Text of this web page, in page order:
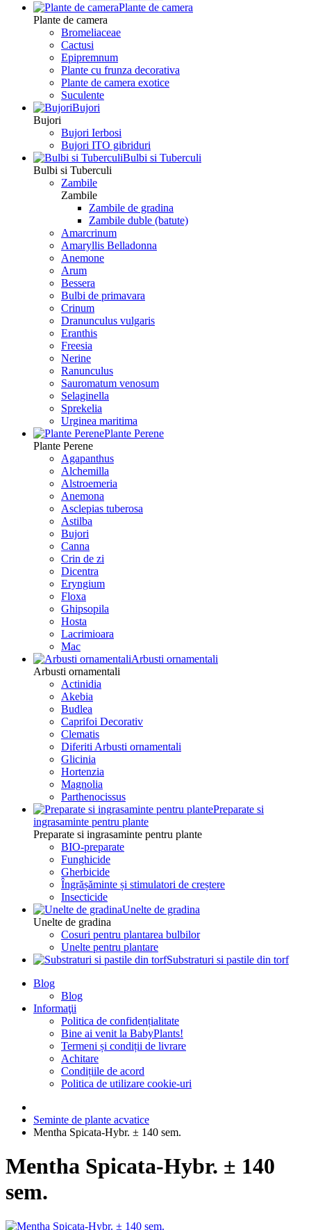
Plante de camera
Plante de camera
Bromeliaceae
Cactusi
Epipremnum
Plante cu frunza decorativa
Plante de camera exotice
Suculente
Bujori
Bujori
Bujori Ierbosi
Bujori ITO gibriduri
Bulbi si Tuberculi
Bulbi si Tuberculi
Zambile
Zambile
Zambile de gradina
Zambile duble (batute)
Amarcrinum
Amaryllis Belladonna
Anemone
Arum
Bessera
Bulbi de primavara
Crinum
Dranunculus vulgaris
Eranthis
Freesiа
Nerine
Ranunculus
Sauromatum venosum
Selaginella
Sprekelia
Urginea maritima
Plante Perene
Plante Perene
Agapanthus
Alchemilla
Alstroemeria
Anemona
Asclepias tuberosa
Astilba
Bujori
Canna
Crin de zi
Dicentra
Eryngium
Floxa
Ghipsopila
Hosta
Lacrimioara
Mac
Arbusti ornamentali
Arbusti ornamentali
Actinidia
Akebia
Budlea
Caprifoi Decorativ
Clematis
Diferiti Arbusti ornamentali
Glicinia
Hortenzia
Magnolia
Parthenocissus
Preparate si
ingrasaminte pentru plante
Preparate si ingrasaminte pentru plante
BIO-preparate
Funghicide
Gherbicide
Îngrășăminte și stimulatori de creștere
Insecticide
Unelte de gradina
Unelte de gradina
Cosuri pentru plantarea bulbilor
Unelte pentru plantare
Substraturi si pastile din torf
Blog
Blog
Informaţii
Politica de confidențialitate
Bine ai venit la BabyPlants!
Termeni și condiții de livrare
Achitare
Condițiile de acord
Politica de utilizare cookie-uri
Seminte de plante acvatice
Mentha Spicata-Hybr. ± 140 sem.
Mentha Spicata-Hybr. ± 140
sem.